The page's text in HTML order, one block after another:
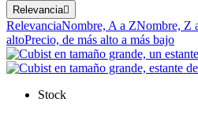
Relevancia
RelevanciaNombre, A a ZNombre, Z
altoPrecio, de más alto a más bajo
Stock